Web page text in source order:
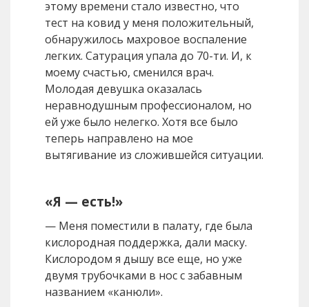
этому времени стало известно, что
тест на ковид у меня положительный,
обнаружилось махровое воспаление
легких. Сатурация упала до 70-ти. И, к
моему счастью, сменился врач.
Молодая девушка оказалась
неравнодушным профессионалом, но
ей уже было нелегко. Хотя все было
теперь направлено на мое
вытягивание из сложившейся ситуации.
«Я — есть!»
— Меня поместили в палату, где была
кислородная поддержка, дали маску.
Кислородом я дышу все еще, но уже
двумя трубочками в нос с забавным
названием «канюли».